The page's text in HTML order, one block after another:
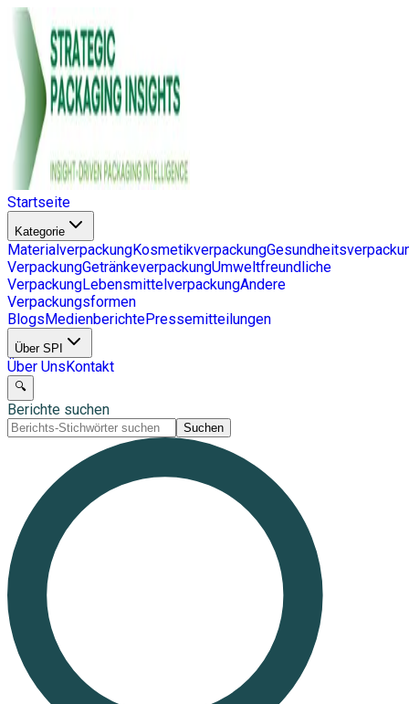
Startseite
Kategorie
MaterialverpackungKosmetikverpackung
VerpackungGetränkeverpackungUmweltfreundliche
VerpackungLebensmittelverpackungAndere
Verpackungsformen
BlogsMedienberichtePressemitteilungen
Über SPI
Über UnsKontakt
🔍
Berichte suchen
Suchen